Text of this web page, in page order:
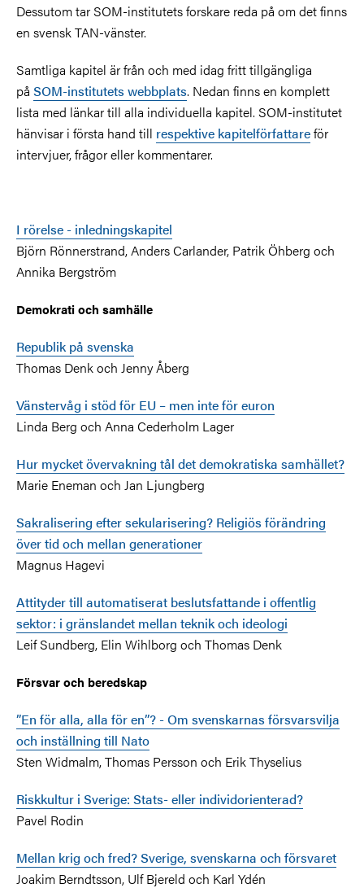
Dessutom tar SOM-institutets forskare reda på om det finns
en svensk TAN-vänster.
Samtliga kapitel är från och med idag fritt tillgängliga
på SOM-institutets webbplats. Nedan finns en komplett
lista med länkar till alla individuella kapitel. SOM-institutet
hänvisar i första hand till respektive kapitelförfattareför
intervjuer, frågor eller kommentarer.
I rörelse - inledningskapitel
Björn Rönnerstrand, Anders Carlander, Patrik Öhberg och
Annika Bergström
Demokrati och samhälle
Republik på svenska
Thomas Denk och Jenny Åberg
Vänstervåg i stöd för EU – men inte för euron
Linda Berg och Anna Cederholm Lager
Hur mycket övervakning tål det demokratiska samhället?
Marie Eneman och Jan Ljungberg
Sakralisering efter sekularisering? Religiös förändring
över tid och mellan generationer
Magnus Hagevi
Attityder till automatiserat beslutsfattande i offentlig
sektor: i gränslandet mellan teknik och ideologi
Leif Sundberg, Elin Wihlborg och Thomas Denk
Försvar och beredskap
”En för alla, alla för en”? - Om svenskarnas försvarsvilja
och inställning till Nato
Sten Widmalm, Thomas Persson och Erik Thyselius
Riskkultur i Sverige: Stats- eller individorienterad?
Pavel Rodin
Mellan krig och fred? Sverige, svenskarna och försvaret
Joakim Berndtsson, Ulf Bjereld och Karl Ydén